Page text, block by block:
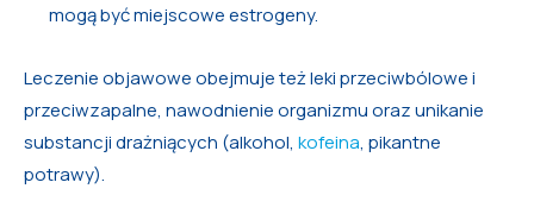
mogą być miejscowe estrogeny.
Leczenie objawowe obejmuje też leki przeciwbólowe i
przeciwzapalne, nawodnienie organizmu oraz unikanie
substancji drażniących (alkohol, kofeina, pikantne
potrawy).